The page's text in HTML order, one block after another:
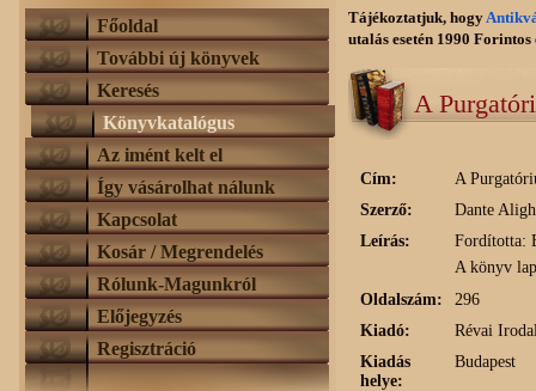
Főoldal
További új könyvek
Keresés
Könyvkatalógus
Az imént kelt el
Így vásárolhat nálunk
Kapcsolat
Kosár / Megrendelés
Rólunk-Magunkról
Előjegyzés
Regisztráció
Tájékoztatjuk, hogy
utalás esetén 1990
A
Cím:
A
Szerző:
Dante
Leírás:
Fordította:
A könyv
Oldalszám:
296
Kiadó:
Révai
Kiadás
helye:
Budapest